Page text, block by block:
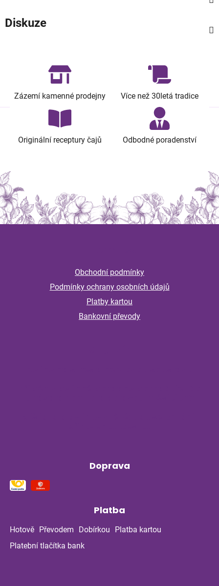
Diskuze
Zázemí kamenné prodejny Více než 30letá tradice
Originální receptury čajů Odbodné poradenství
Z
Obchodní podmínky
Podmínky ochrany osobních údajů
Platby kartou
Bankovní převody
Doprava
Platba
Hotově Převodem Dobírkou
Platba kartou
Platební tlačítka bank